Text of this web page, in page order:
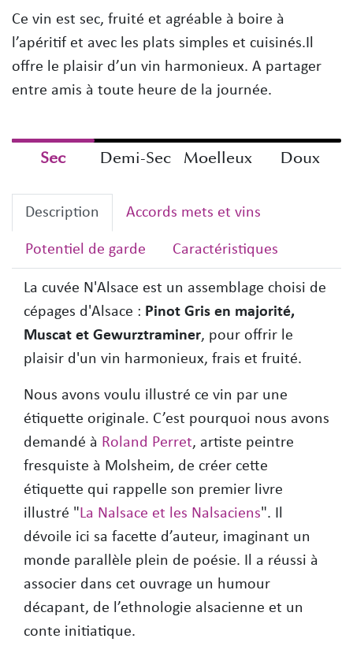
Ce vin est sec, fruité et agréable à boire à
l’apéritif et avec les plats simples et cuisinés.Il
offre le plaisir d’un vin harmonieux. A partager
entre amis à toute heure de la journée.
Sec Demi-Sec Moelleux Doux
Description Accords mets et vins
Potentiel de garde Caractéristiques
La cuvée N'Alsace est un assemblage choisi de
cépages d'Alsace : Pinot Gris en majorité,
Muscat et Gewurztraminer, pour offrir le
plaisir d'un vin harmonieux, frais et fruité.
Nous avons voulu illustré ce vin par une
étiquette originale. C’est pourquoi nous avons
demandé à Roland Perret, artiste peintre
fresquiste à Molsheim, de créer cette
étiquette qui rappelle son premier livre
illustré " La Nalsace et les Nalsaciens". Il
dévoile ici sa facette d’auteur, imaginant un
monde parallèle plein de poésie. Il a réussi à
associer dans cet ouvrage un humour
décapant, de l’ethnologie alsacienne et un
conte initiatique.